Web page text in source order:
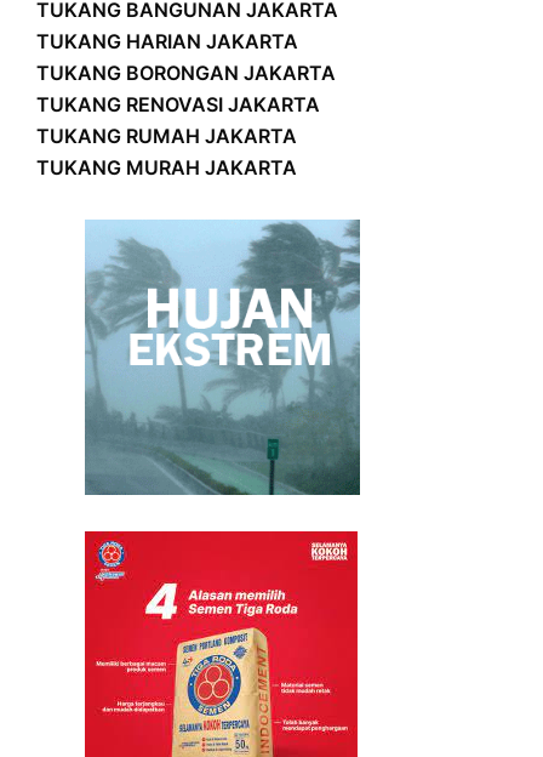
TUKANG BANGUNAN JAKARTA
TUKANG HARIAN JAKARTA
TUKANG BORONGAN JAKARTA
TUKANG RENOVASI JAKARTA
TUKANG RUMAH JAKARTA
TUKANG MURAH JAKARTA